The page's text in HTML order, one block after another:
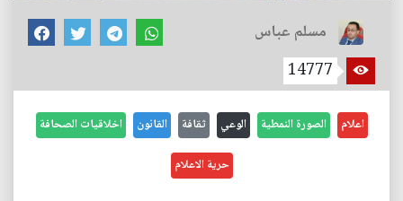
مسلم عباس
14777
اعلام الصورة النمطية الوعي ثقافة القانون اخلاقيات الصحافة
حرية الاعلام